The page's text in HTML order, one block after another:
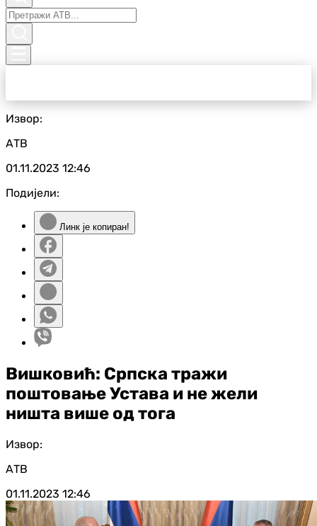
Извор:
АТВ
01.11.2023 12:46
Подијели:
Линк је копиран!
Вишковић: Српска тражи
поштовање Устава и не жели
ништа више од тога
Извор:
АТВ
01.11.2023 12:46